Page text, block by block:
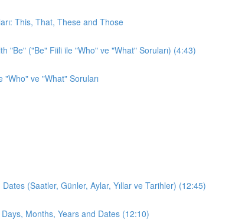
This, That, These and Those
"Be" ("Be" Fiili ile "Who" ve "What" Soruları) (4:43)
ve "What" Soruları
(Saatler, Günler, Aylar, Yıllar ve Tarihler) (12:45)
Months, Years and Dates (12:10)